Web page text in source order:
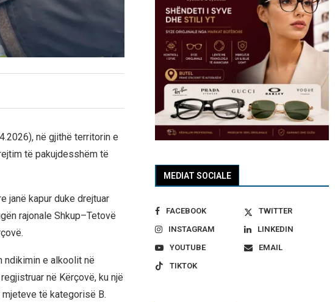
në gjithë territorin e
të pakujdesshëm të
janë kapur duke drejtuar
rajonale Shkup–Tetovë
ndikimin e alkoolit në
në Kërçovë, ku një
të kategorisë B.
MEDIAT SOCIALE
FACEBOOK
TWITTER
INSTAGRAM
LINKEDIN
YOUTUBE
EMAIL
TIKTOK